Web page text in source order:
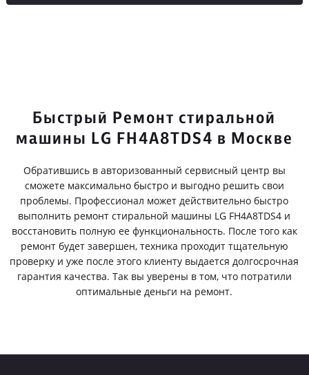
Быстрый Ремонт стиральной
машины LG FH4A8TDS4 в Москве
Обратившись в авторизованный сервисный центр вы
сможете максимально быстро и выгодно решить свои
проблемы. Профессионал может действительно быстро
выполнить ремонт стиральной машины LG FH4A8TDS4 и
восстановить полную ее функциональность. После того как
ремонт будет завершен, техника проходит тщательную
проверку и уже после этого клиенту выдается долгосрочная
гарантия качества. Так вы уверены в том, что потратили
оптимальные деньги на ремонт.